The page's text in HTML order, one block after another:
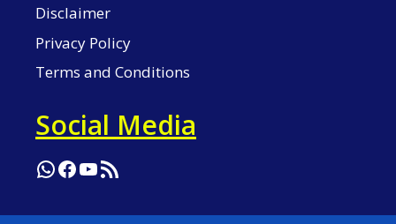
Disclaimer
Privacy Policy
Terms and Conditions
Social Media
WhatsApp
Facebook
YouTube
RSS Feed